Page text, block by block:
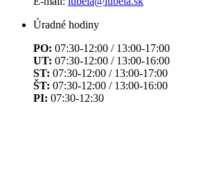
Úradné hodiny
PO: 07:30-12:00 / 13:00-17:00
UT: 07:30-12:00 / 13:00-16:00
ST: 07:30-12:00 / 13:00-17:00
ŠT: 07:30-12:00 / 13:00-16:00
PI: 07:30-12:30